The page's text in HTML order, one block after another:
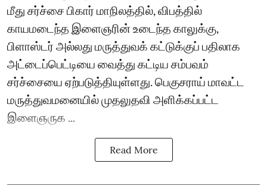
மீது சர்ச்சை பிகார் மாநிலத்தில், விபத்தில்
காயமடைந்த இளைஞரின் உடைந்த காலுக்கு,
பிளாஸ்டர் அல்லது மருத்துவக் கட்டுக்குப் பதிலாக
அட்டைப்பெட்டியை வைத்து கட்டிய சம்பவம்
சர்ச்சையை ஏற்படுத்தியுள்ளது. பெகுசராய் மாவட்ட
மருத்துவமனையில் முதலுதவி அளிக்கப்பட்ட
இளைஞருக ...
Read More